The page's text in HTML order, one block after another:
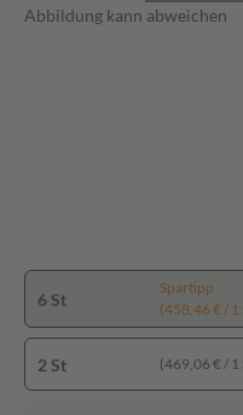
Abbildung kann abweichen
6 St
Spartipp
(458,46 € / 1
2 St (469,06 € / 1